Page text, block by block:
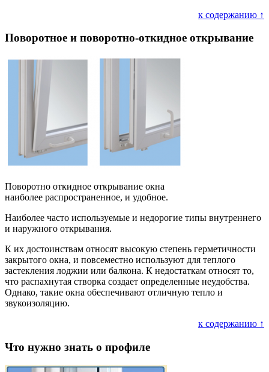
к содержанию ↑
Поворотное и поворотно-откидное открывание
Поворотно откидное открывание окна
наиболее распространенное, и удобное.
Наиболее часто используемые и недорогие типы внутреннего
и наружного открывания.
К их достоинствам относят высокую степень герметичности
закрытого окна, и повсеместно используют для теплого
застекления лоджии или балкона. К недостаткам относят то,
что распахнутая створка создает определенные неудобства.
Однако, такие окна обеспечивают отличную тепло и
звукоизоляцию.
к содержанию ↑
Что нужно знать о профиле